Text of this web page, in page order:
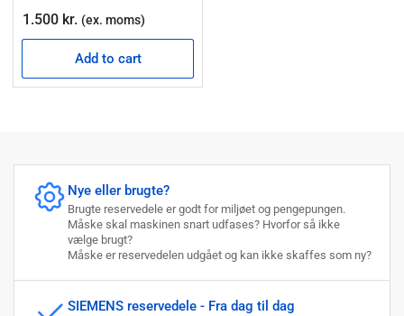
Regular
price
1.500 kr. (ex. moms)
Add to cart
Nye eller brugte?
Brugte reservedele er godt for miljøet og pengepungen.
Måske skal maskinen snart udfases? Hvorfor så ikke
vælge brugt?
Måske er reservedelen udgået og kan ikke skaffes som ny?
SIEMENS reservedele - Fra dag til dag